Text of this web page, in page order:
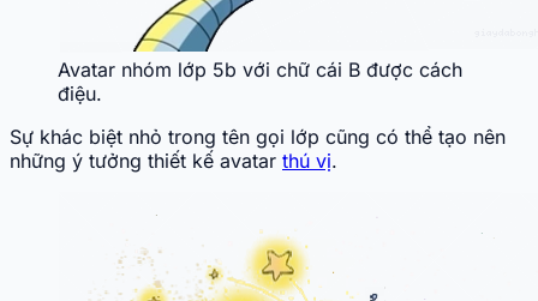
Avatar nhóm lớp 5b với chữ cái B được cách
điệu.
Sự khác biệt nhỏ trong tên gọi lớp cũng có thể tạo nên
những ý tưởng thiết kế avatar thú vị.